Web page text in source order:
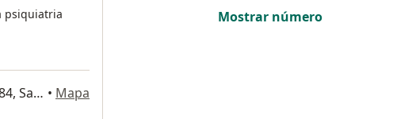
psiquiatria
Avenida Prefeito Evandro Behr 6484, Santa Maria, RS • Mapa
Mostrar número